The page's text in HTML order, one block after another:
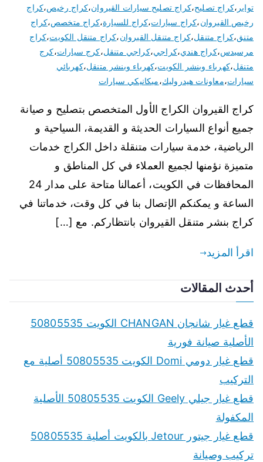
تواير ،كراج تصليح،كراج تصليح سيارات القيروان،كراج رخيص،كراج
رخيص القيروان،كراج سيارات،كراج للسيارة،كراج متخصص،كراج
متنق،كراج متنقل،كراج متنقل القيروان،كراج متنقل الكويت،كراج
مرسيدس،كراج هندي،كراجي،كراجي متنقل،كرج سيارات،كرج
متنقل،كهرباء وبنشر الكويت،كهرباء وبنشر متنقل،كهربائي
سيارات،معاونات هيدروليك،ميكانيكي سيارات
كراج القيروان الكراج الأول المتخصص بتصليح و صيانة
جميع أنواع السيارات الحديثة و القديمة، السياحية و
الرياضية، خدمة سيارات متنقلة داخل الكراج خدمات
متميزة نؤمنها لجميع العملاء في كل المناطق و
المحافظات في الكويت، أعمالنا متاحة على مدار 24
الساعة و يمكنكم الإتصال بنا في كل وقت، خدماتنا في
كراج بنشر متنقل القيروان بانتظاركم. مع […]
اقرأ المزيد
أحدث المقالات
قطع غيار شانجان CHANGAN الكويت 50805535
الأصلية صيانة فورية
قطع غيار دومي Domi الكويت 50805535 أصلية مع
التركيب
قطع غيار جيلي Geely الكويت 50805535 الأصلية
المكفولة
قطع غيار جيتور Jetour بالكويت أصلية 50805535
تركيب وصيانة